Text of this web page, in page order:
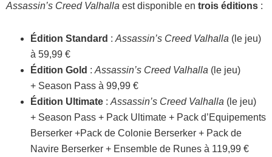
Assassin’s Creed Valhalla est disponible en trois éditions :
Édition Standard : Assassin’s Creed Valhalla (le jeu)
à 59,99 €
Édition Gold : Assassin’s Creed Valhalla (le jeu)
+ Season Pass à 99,99 €
Édition Ultimate : Assassin’s Creed Valhalla (le jeu)
+ Season Pass + Pack Ultimate + Pack d’Equipements
Berserker +Pack de Colonie Berserker + Pack de
Navire Berserker + Ensemble de Runes à 119,99 €